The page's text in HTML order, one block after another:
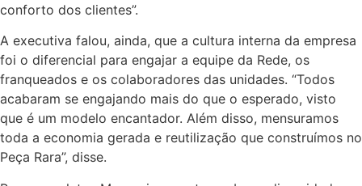
conforto dos clientes”.
A executiva falou, ainda, que a cultura interna da empresa
foi o diferencial para engajar a equipe da Rede, os
franqueados e os colaboradores das unidades. “Todos
acabaram se engajando mais do que o esperado, visto
que é um modelo encantador. Além disso, mensuramos
toda a economia gerada e reutilização que construímos no
Peça Rara”, disse.